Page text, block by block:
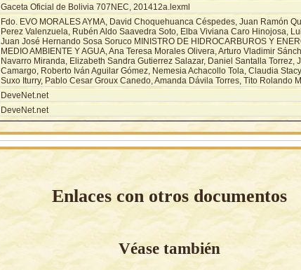
Gaceta Oficial de Bolivia 707NEC, 201412a.lexml
Fdo. EVO MORALES AYMA, David Choquehuanca Céspedes, Juan Ramón
Perez Valenzuela, Rubén Aldo Saavedra Soto, Elba Viviana Caro Hinojosa,
Juan José Hernando Sosa Soruco MINISTRO DE HIDROCARBUROS Y
MEDIO AMBIENTE Y AGUA, Ana Teresa Morales Olivera, Arturo Vladimir
Navarro Miranda, Elizabeth Sandra Gutierrez Salazar, Daniel Santalla Torrez,
Camargo, Roberto Iván Aguilar Gómez, Nemesia Achacollo Tola, Claudia
Suxo Iturry, Pablo Cesar Groux Canedo, Amanda Dávila Torres, Tito Rolando
DeveNet.net
DeveNet.net
Enlaces con otros documentos
Véase también